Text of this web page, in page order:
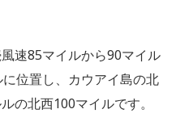
速85マイルから90マイル
位置し、カウアイ島の北
の北西100マイルです。